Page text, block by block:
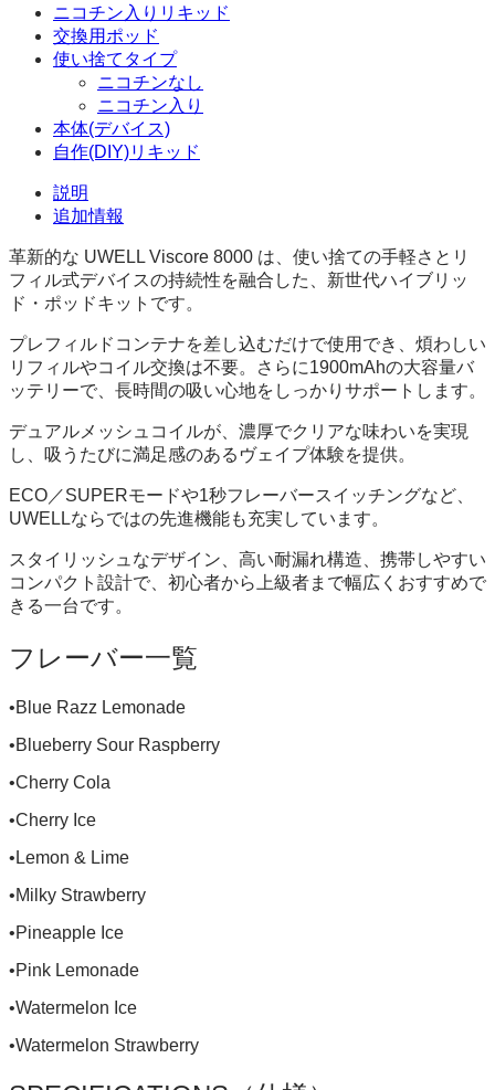
ニコチン入りリキッド
交換用ポッド
使い捨てタイプ
ニコチンなし
ニコチン入り
本体(デバイス)
自作(DIY)リキッド
説明
追加情報
革新的な UWELL Viscore 8000 は、使い捨ての手軽さとリ
フィル式デバイスの持続性を融合した、新世代ハイブリッ
ド・ポッドキットです。
プレフィルドコンテナを差し込むだけで使用でき、煩わしい
リフィルやコイル交換は不要。さらに1900mAhの大容量バ
ッテリーで、長時間の吸い心地をしっかりサポートします。
デュアルメッシュコイルが、濃厚でクリアな味わいを実現
し、吸うたびに満足感のあるヴェイプ体験を提供。
ECO／SUPERモードや1秒フレーバースイッチングなど、
UWELLならではの先進機能も充実しています。
スタイリッシュなデザイン、高い耐漏れ構造、携帯しやすい
コンパクト設計で、初心者から上級者まで幅広くおすすめで
きる一台です。
フレーバー一覧
•Blue Razz Lemonade
•Blueberry Sour Raspberry
•Cherry Cola
•Cherry Ice
•Lemon & Lime
•Milky Strawberry
•Pineapple Ice
•Pink Lemonade
•Watermelon Ice
•Watermelon Strawberry